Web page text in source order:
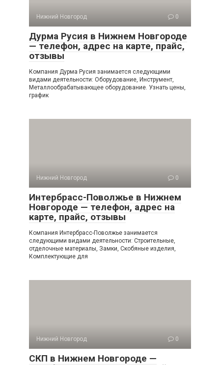
Нижний Новгород 0
Дурма Русия в Нижнем Новгороде
— телефон, адрес на карте, прайс,
отзывы
Компания Дурма Русия занимается следующими
видами деятельности: Оборудование, Инструмент,
Металлообрабатывающее оборудование. Узнать цены,
график
Нижний Новгород 0
Интербрасс-Поволжье в Нижнем
Новгороде — телефон, адрес на
карте, прайс, отзывы
Компания Интербрасс-Поволжье занимается
следующими видами деятельности: Строительные,
отделочные материалы, Замки, Скобяные изделия,
Комплектующие для
Нижний Новгород 0
СКП в Нижнем Новгороде —